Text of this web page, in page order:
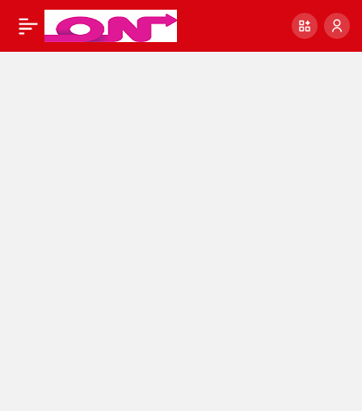
Hantavirüs Nedir? Paylaş